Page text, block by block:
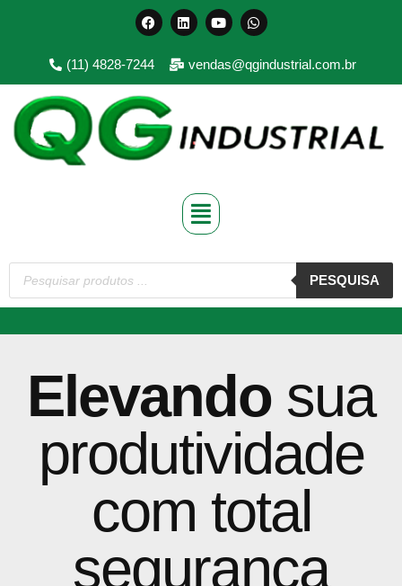
conteúdo
(11) 4828-7244 vendas@qgindustrial.com.br
PESQUISA
Elevando sua
produtividade
com total
segurança